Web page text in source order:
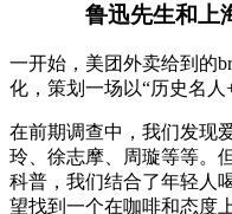
鲁迅先生和上
一开始，美团外卖给到的
化，策划一场以“历史名人
在前期调查中，我们发现
玲、徐志摩、周璇等等。
科普，我们结合了年轻人
望找到一个在咖啡和态度